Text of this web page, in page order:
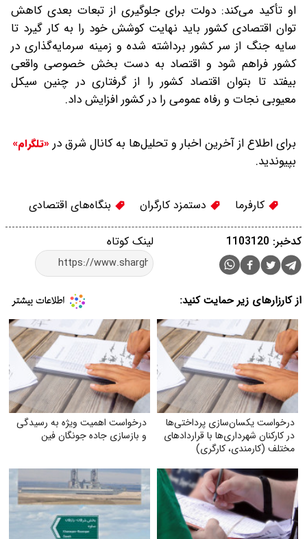
او تأکید می‌کند: دولت برای جلوگیری از تبعات بعدی کاهش
توان اقتصادی کشور باید نهایت کوشش خود را به کار گیرد تا
سایه جنگ از سر کشور برداشته شده و زمینه سرمایه‌گذاری در
کشور فراهم شود و اقتصاد به دست بخش خصوصی واقعی
بیفتد تا بتوان اقتصاد کشور را از گرفتاری در چنین سیکل
معیوبی نجات و رفاه عمومی را در کشور افزایش داد.
برای اطلاع از آخرین اخبار و تحلیل‌ها به کانال شرق در «تلگرام»
بپیوندید.
کارفرما دستمزد کارگران بنگاه‌های اقتصادی‌
لینک کوتاه کدخبر: 1103120
از کارزارهای زیر حمایت کنید:
درخواست یکسان‌سازی پرداختی‌ها
در کارکنان شهرداری‌ها با قراردادهای
مختلف (کارمندی، کارگری)
درخواست اهمیت ویژه به رسیدگی
و بازسازی جاده جونگان فین